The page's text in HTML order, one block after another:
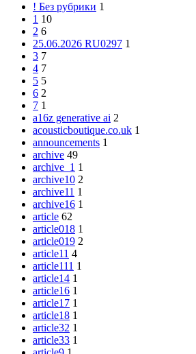
! Без рубрики 1
1 10
2 6
25.06.2026 RU0297 1
3 7
4 7
5 5
6 2
7 1
a16z generative ai 2
acousticboutique.co.uk 1
announcements 1
archive 49
archive_1 1
archive10 2
archive11 1
archive16 1
article 62
article018 1
article019 2
article11 4
article111 1
article14 1
article16 1
article17 1
article18 1
article32 1
article33 1